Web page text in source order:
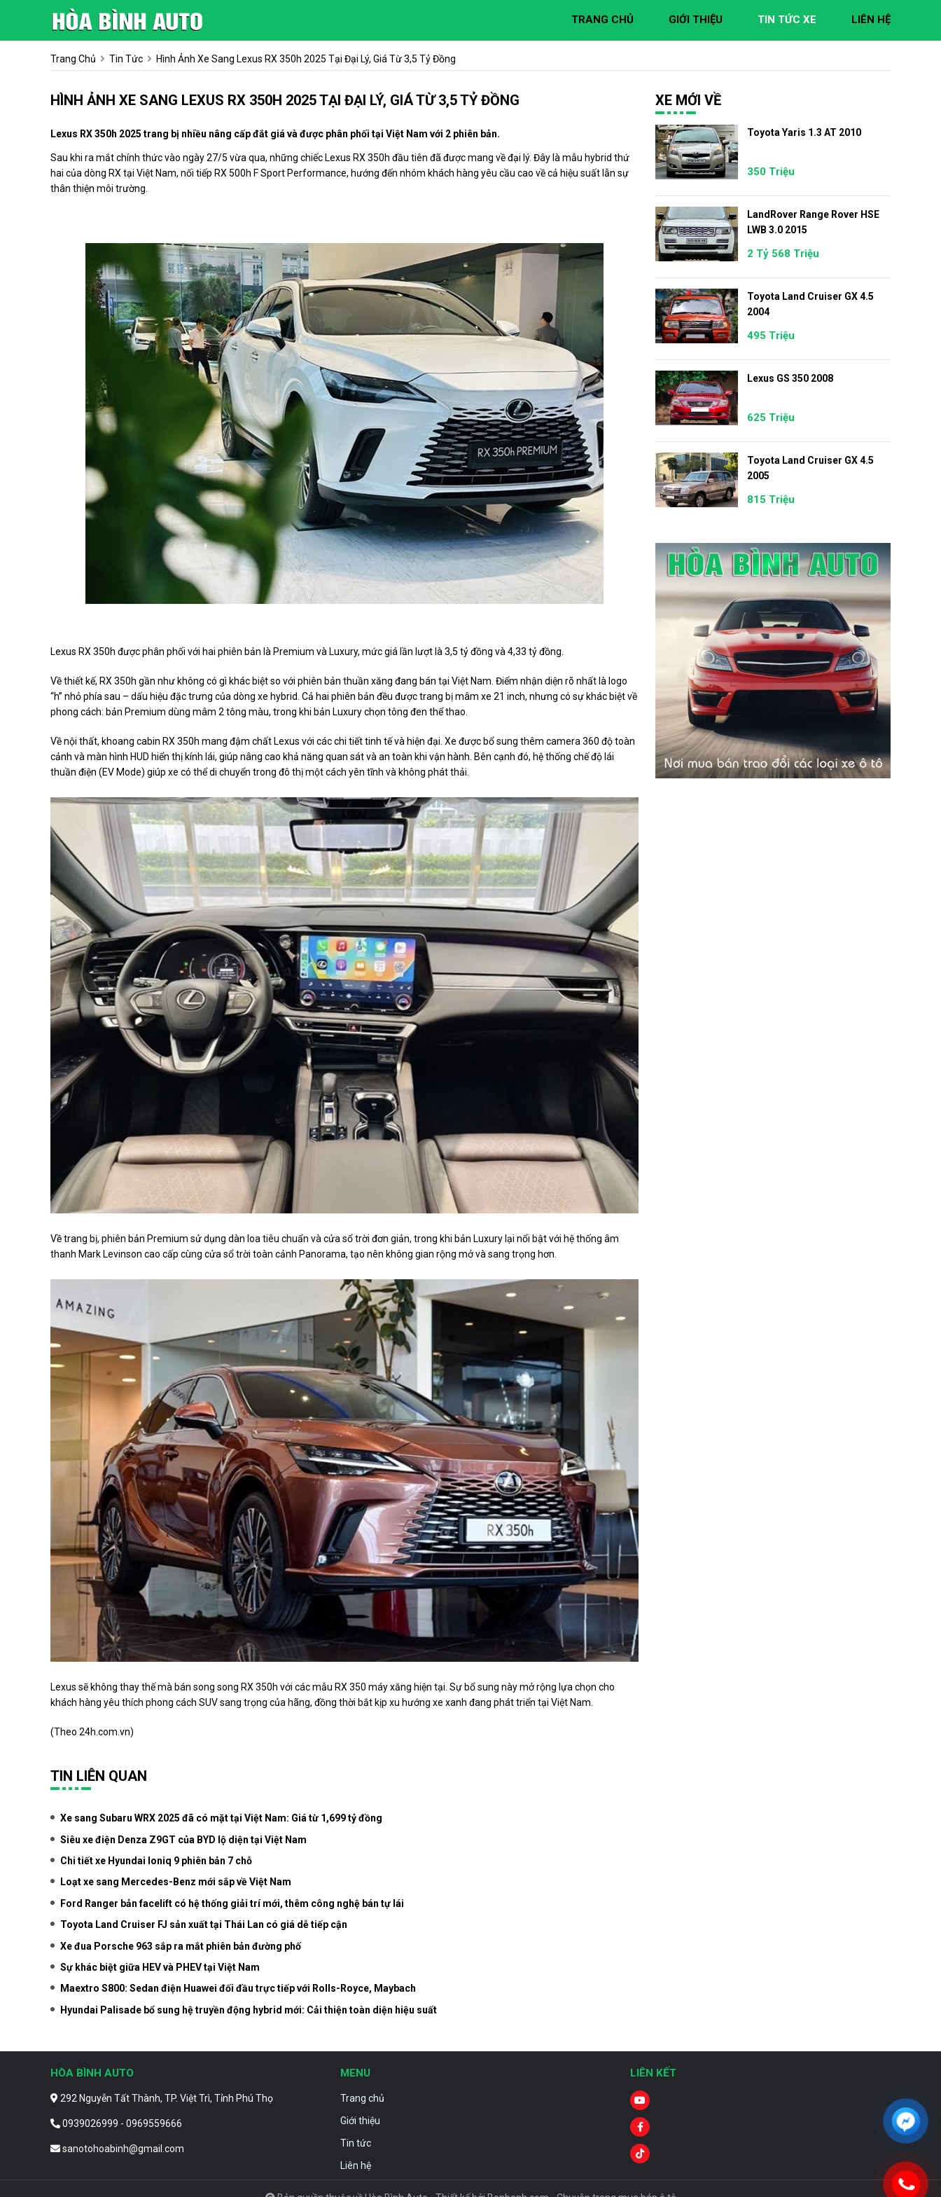
TRANG CHỦ GIỚI THIỆU TIN TỨC XE LIÊN HỆ
Trang Chủ Tin Tức Hình Ảnh Xe Sang Lexus RX 350h 2025 Tại Đại Lý, Giá Từ 3,5 Tỷ Đồng
HÌNH ẢNH XE SANG LEXUS RX 350H 2025 TẠI ĐẠI LÝ, GIÁ TỪ 3,5 TỶ ĐỒNG
Lexus RX 350h 2025 trang bị nhiều nâng cấp đắt giá và được phân phối tại Việt Nam với 2 phiên bản.
Sau khi ra mắt chính thức vào ngày 27/5 vừa qua, những chiếc Lexus RX 350h đầu tiên đã được mang về đại lý. Đây là mẫu hybrid thứ
hai của dòng RX tại Việt Nam, nối tiếp RX 500h F Sport Performance, hướng đến nhóm khách hàng yêu cầu cao về cả hiệu suất lẫn sự
thân thiện môi trường.
Lexus RX 350h được phân phối với hai phiên bản là Premium và Luxury, mức giá lần lượt là 3,5 tỷ đồng và 4,33 tỷ đồng.
Về thiết kế, RX 350h gần như không có gì khác biệt so với phiên bản thuần xăng đang bán tại Việt Nam. Điểm nhận diện rõ nhất là logo
“h” nhỏ phía sau – dấu hiệu đặc trưng của dòng xe hybrid. Cả hai phiên bản đều được trang bị mâm xe 21 inch, nhưng có sự khác biệt về
phong cách: bản Premium dùng mâm 2 tông màu, trong khi bản Luxury chọn tông đen thể thao.
Về nội thất, khoang cabin RX 350h mang đậm chất Lexus với các chi tiết tinh tế và hiện đại. Xe được bổ sung thêm camera 360 độ toàn
cảnh và màn hình HUD hiển thị kính lái, giúp nâng cao khả năng quan sát và an toàn khi vận hành. Bên cạnh đó, hệ thống chế độ lái
thuần điện (EV Mode) giúp xe có thể di chuyển trong đô thị một cách yên tĩnh và không phát thải.
Về trang bị, phiên bản Premium sử dụng dàn loa tiêu chuẩn và cửa sổ trời đơn giản, trong khi bản Luxury lại nổi bật với hệ thống âm
thanh Mark Levinson cao cấp cùng cửa sổ trời toàn cảnh Panorama, tạo nên không gian rộng mở và sang trọng hơn.
Lexus sẽ không thay thế mà bán song song RX 350h với các mẫu RX 350 máy xăng hiện tại. Sự bổ sung này mở rộng lựa chọn cho
khách hàng yêu thích phong cách SUV sang trọng của hãng, đồng thời bắt kịp xu hướng xe xanh đang phát triển tại Việt Nam.
(Theo 24h.com.vn)
TIN LIÊN QUAN
Xe sang Subaru WRX 2025 đã có mặt tại Việt Nam: Giá từ 1,699 tỷ đồng
Siêu xe điện Denza Z9GT của BYD lộ diện tại Việt Nam
Chi tiết xe Hyundai Ioniq 9 phiên bản 7 chỗ
Loạt xe sang Mercedes-Benz mới sắp về Việt Nam
Ford Ranger bản facelift có hệ thống giải trí mới, thêm công nghệ bán tự lái
Toyota Land Cruiser FJ sản xuất tại Thái Lan có giá dễ tiếp cận
Xe đua Porsche 963 sắp ra mắt phiên bản đường phố
Sự khác biệt giữa HEV và PHEV tại Việt Nam
Maextro S800: Sedan điện Huawei đối đầu trực tiếp với Rolls-Royce, Maybach
Hyundai Palisade bổ sung hệ truyền động hybrid mới: Cải thiện toàn diện hiệu suất
XE MỚI VỀ
Toyota Yaris 1.3 AT 2010
350 Triệu
LandRover Range Rover HSE
LWB 3.0 2015
2 Tỷ 568 Triệu
Toyota Land Cruiser GX 4.5
2004
495 Triệu
Lexus GS 350 2008
625 Triệu
Toyota Land Cruiser GX 4.5
2005
815 Triệu
HÒA BÌNH AUTO
292 Nguyễn Tất Thành, TP. Việt Trì, Tỉnh Phú Thọ
0939026999 - 0969559666
sanotohoabinh@gmail.com
MENU
Trang chủ
Giới thiệu
Tin tức
Liên hệ
LIÊN KẾT